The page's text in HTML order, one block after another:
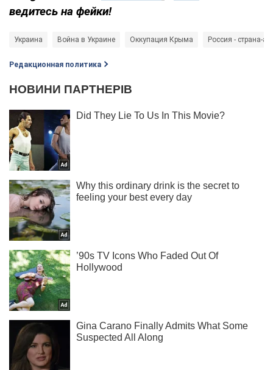
ведитесь на фейки!
Украина Война в Украине Оккупация Крыма Россия - страна-
Редакционная политика